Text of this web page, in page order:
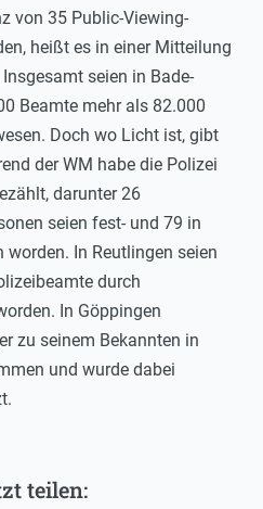
von 35 Public-Viewing-
heißt es in einer Mitteilung
seien in Bade-
Beamte mehr als 82.000
Doch wo Licht ist, gibt
der WM habe die Polizei
darunter 26
seien fest- und 79 in
In Reutlingen seien
durch
In Göppingen
zu seinem Bekannten in
und wurde dabei